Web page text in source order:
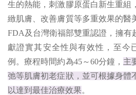
生的熱能，刺激膠原蛋白新生重組
緻肌膚、改善膚質等多重效果的醫
FDA及台灣衛福部雙重認證，擁有
獻證實其安全性與有效性，至今
例。療程時間約為45～60分鐘， 主
弛等肌膚初老症狀，並可根據身體
以達到最佳治療效果。